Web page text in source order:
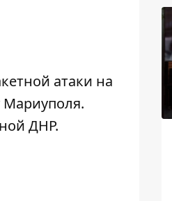
атаки на
ДНР.